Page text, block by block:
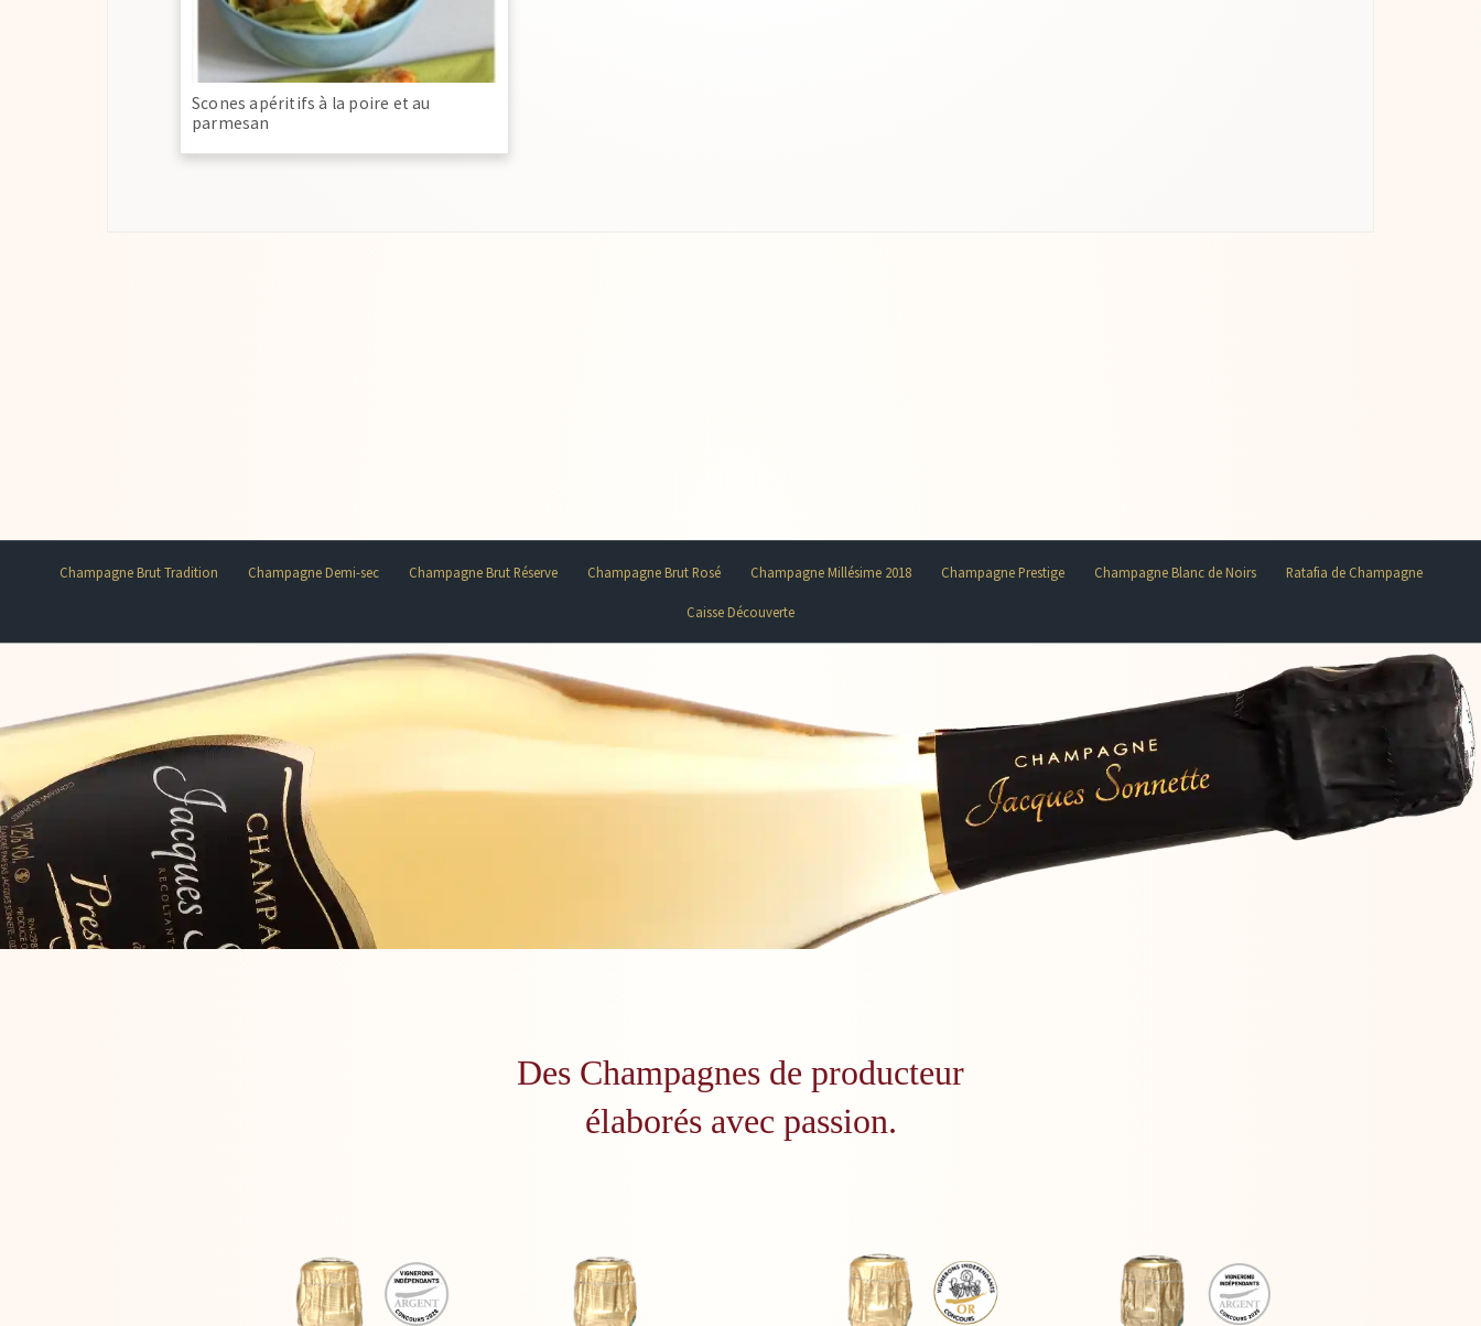
Scones apéritifs à la poire et au
parmesan
Champagne Brut Tradition Champagne Demi-sec Champagne Brut Réserve Champagne Brut Rosé Champagne Millésime 2018 Champagne Prestige Champagne Blanc de Noirs Ratafia de Champagne
Caisse Découverte
Des Champagnes de producteur
élaborés avec passion.